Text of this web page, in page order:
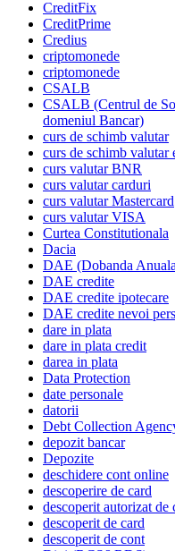
CreditFix
CreditPrime
Credius
criptomonede
criptomonede
CSALB
CSALB (Centrul de
domeniul Bancar)
curs de schimb valutar
curs de schimb valutar
curs valutar BNR
curs valutar carduri
curs valutar Mastercard
curs valutar VISA
Curtea Constitutionala
Dacia
DAE (Dobanda
DAE credite
DAE credite ipotecare
DAE credite nevoi
dare in plata
dare in plata credit
darea in plata
Data Protection
date personale
datorii
Debt Collection
depozit bancar
Depozite
deschidere cont online
descoperire de card
descoperit autorizat
descoperit de card
descoperit de cont